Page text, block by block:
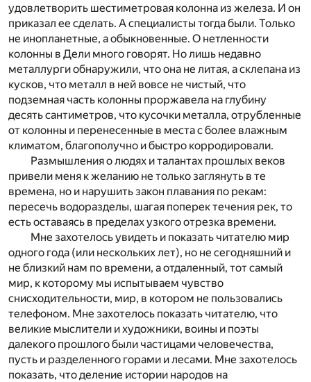
удовлетворить шестиметровая колонна из железа. И он
приказал ее сделать. А специалисты тогда были. Только
не инопланетные, а обыкновенные. О нетленности
колонны в Дели много говорят. Но лишь недавно
металлурги обнаружили, что она не литая, а склепана из
кусков, что металл в ней вовсе не чистый, что
подземная часть колонны проржавела на глубину
десять сантиметров, что кусочки металла, отрубленные
от колонны и перенесенные в места с более влажным
климатом, благополучно и быстро корродировали.
Размышления о людях и талантах прошлых веков
привели меня к желанию не только заглянуть в те
времена, но и нарушить закон плавания по рекам:
пересечь водоразделы, шагая поперек течения рек, то
есть оставаясь в пределах узкого отрезка времени.
Мне захотелось увидеть и показать читателю мир
одного года (или нескольких лет), но не сегодняшний и
не близкий нам по времени, а отдаленный, тот самый
мир, к которому мы испытываем чувство
снисходительности, мир, в котором не пользовались
телефоном. Мне захотелось показать читателю, что
великие мыслители и художники, воины и поэты
далекого прошлого были частицами человечества,
пусть и разделенного горами и лесами. Мне захотелось
показать, что деление истории народов на